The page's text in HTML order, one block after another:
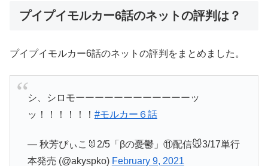
プイプイモルカー6話のネットの評判は？
プイプイモルカー6話のネットの評判をまとめました。
シ、シロモーーーーーーーーーーーーッ
ッ！！！！！！ #モルカー６話
— 秋芳ぴぃこ🐰2/5「βの憂鬱」⑪配信🐭3/17単行
本発売 (@akyspko) February 9, 2021